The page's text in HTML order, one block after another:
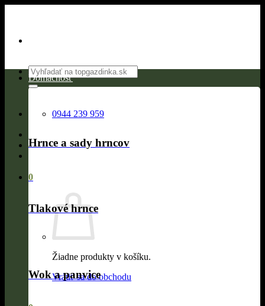
Hľadať:
0944 239 959
0
Žiadne produkty v košíku.
Vrátiť sa do obchodu
Domácnosť
Hrnce a sady hrncov
Tlakové hrnce
Wok a panvice